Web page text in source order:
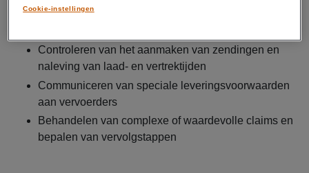
Beheren van uitzonderingen zoals speciale orders of
Controleren van het aanmaken van zendingen en
naleving van laad- en vertrektijden
Communiceren van speciale leveringsvoorwaarden
aan vervoerders
Behandelen van complexe of waardevolle claims en
bepalen van vervolgstappen
Cookie-instellingen